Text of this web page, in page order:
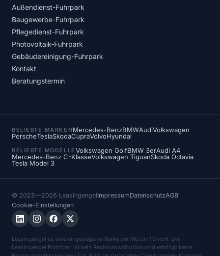
Außendienst-Fuhrpark
Baugewerbe-Fuhrpark
Pflegedienst-Fuhrpark
Photovoltaik-Fuhrpark
Gebäudereinigung-Fuhrpark
Kontakt
Beratungstermin
BELIEBTE MARKENMercedes-BenzBMWAudiVolkswagen
PorscheTeslaSkodaCupraVolvoHyundai
BELIEBTE MODELLE Volkswagen GolfBMW 3erAudi A4
Mercedes-Benz C-KlasseVolkswagen TiguanSkoda Octavia
Tesla Model 3
© 2023—2026 LeasingengelImpressumDatenschutzAGB
Cookie-Einstellungen
Leasingengel ist eine eingetragene Marke der Motum1 GmbH. Die
Leasingengel Plattform ist kein Rechtsanwaltsbüro und erbringt keine